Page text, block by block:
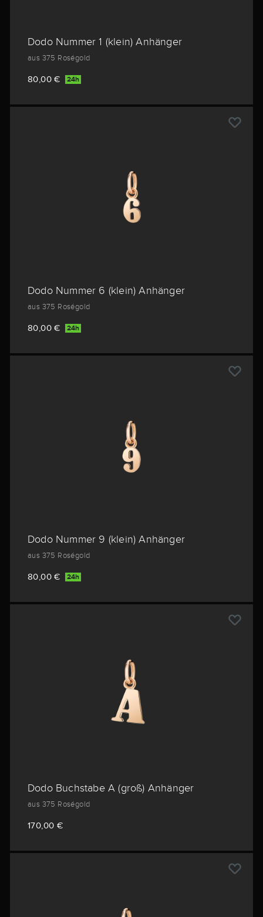
Dodo Nummer 1 (klein) Anhänger
aus 375 Roségold
80,00 € 24h
Dodo Nummer 6 (klein) Anhänger
aus 375 Roségold
80,00 € 24h
Dodo Nummer 9 (klein) Anhänger
aus 375 Roségold
80,00 € 24h
Dodo Buchstabe A (groß) Anhänger
aus 375 Roségold
170,00 €